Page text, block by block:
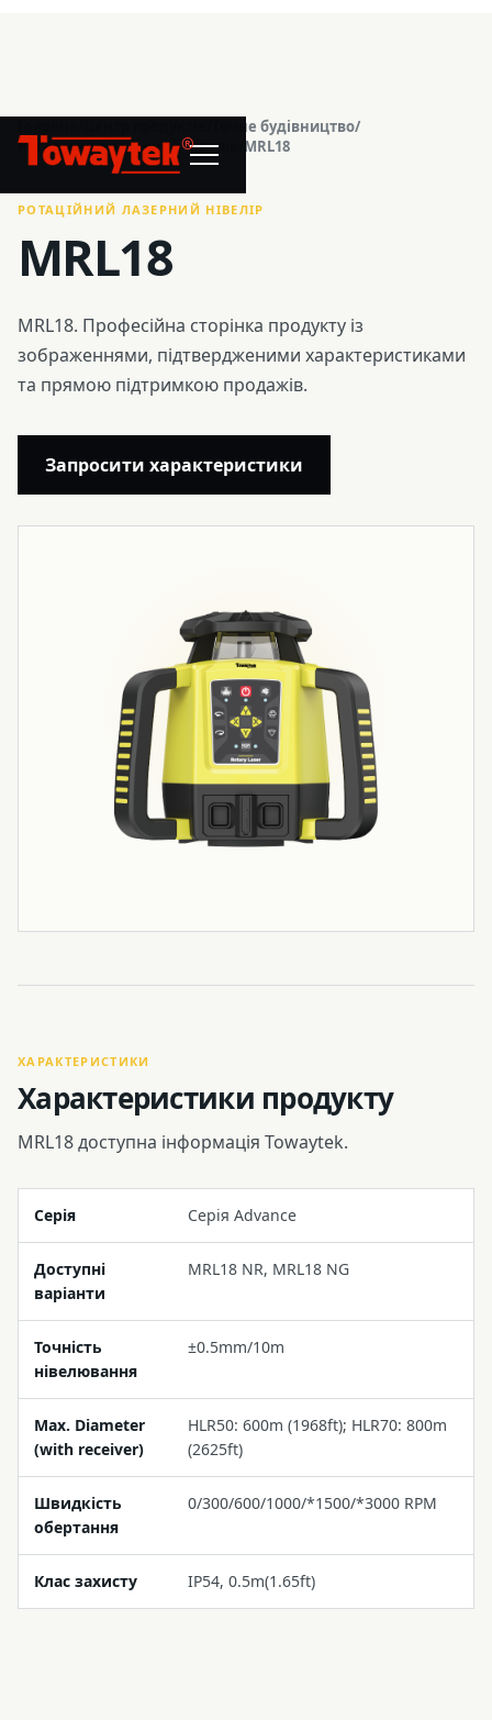
®
Точне будівництво/
Ротаційний лазерний нівелір
MRL18
РОТАЦІЙНИЙ ЛАЗЕРНИЙ НІВЕЛІР
MRL18
MRL18. Професійна сторінка продукту із
зображеннями, підтвердженими характеристиками
та прямою підтримкою продажів.
Запросити характеристики
ХАРАКТЕРИСТИКИ
Характеристики продукту
MRL18 доступна інформація Towaytek.
Серія Серія Advance
Доступні
варіанти
MRL18 NR, MRL18 NG
Точність
нівелювання
±0.5mm/10m
Max. Diameter
(with receiver)
HLR50: 600m (1968ft); HLR70: 800m
(2625ft)
Швидкість
обертання
0/300/600/1000/*1500/*3000 RPM
Клас захисту IP54, 0.5m(1.65ft)